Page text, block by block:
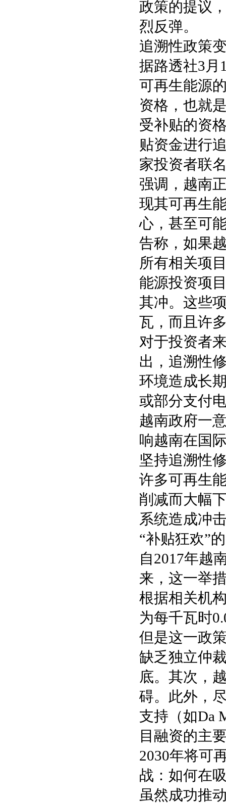
政策的提议
烈反弹。
追溯性政策
据路透社3月
可再生能源
资格，也就
受补贴的资
贴资金进行
家投资者联
强调，越南
现其可再生
心，甚至可
告称，如果
所有相关项
能源投资项
其冲。这些
瓦，而且许
对于投资者
出，追溯性
环境造成长
或部分支付
越南政府一
响越南在国
坚持追溯性
许多可再生
削减而大幅
系统造成冲
“补贴狂欢”
自2017年越
来，这一举
根据相关机
为每千瓦时
但是这一政
缺乏独立仲
底。其次，
碍。此外，
支持（如Da
目融资的主
2030年将可
战：如何在
虽然成功推